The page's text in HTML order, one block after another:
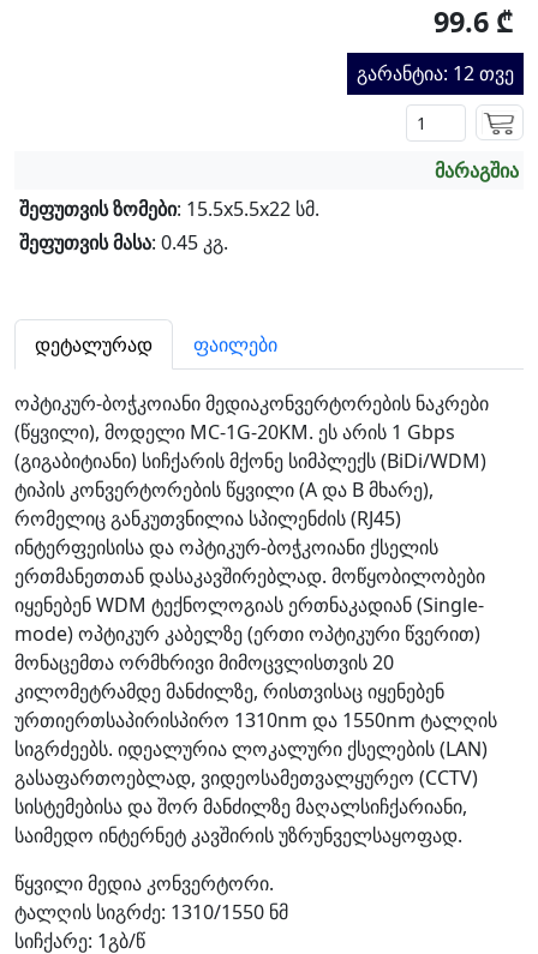
99.6 ₾
გარანტია: 12 თვე
მარაგშია
შეფუთვის ზომები: 15.5x5.5x22 სმ.
შეფუთვის მასა: 0.45 კგ.
დეტალურად ფაილები
ოპტიკურ-ბოჭკოიანი მედიაკონვერტორების ნაკრები
(წყვილი), მოდელი MC-1G-20KM. ეს არის 1 Gbps
(გიგაბიტიანი) სიჩქარის მქონე სიმპლექს (BiDi/WDM)
ტიპის კონვერტორების წყვილი (A და B მხარე),
რომელიც განკუთვნილია სპილენძის (RJ45)
ინტერფეისისა და ოპტიკურ-ბოჭკოიანი ქსელის
ერთმანეთთან დასაკავშირებლად. მოწყობილობები
იყენებენ WDM ტექნოლოგიას ერთნაკადიან (Single-
mode) ოპტიკურ კაბელზე (ერთი ოპტიკური წვერით)
მონაცემთა ორმხრივი მიმოცვლისთვის 20
კილომეტრამდე მანძილზე, რისთვისაც იყენებენ
ურთიერთსაპირისპირო 1310nm და 1550nm ტალღის
სიგრძეებს. იდეალურია ლოკალური ქსელების (LAN)
გასაფართოებლად, ვიდეოსამეთვალყურეო (CCTV)
სისტემებისა და შორ მანძილზე მაღალსიჩქარიანი,
საიმედო ინტერნეტ კავშირის უზრუნველსაყოფად.
წყვილი მედია კონვერტორი.
ტალღის სიგრძე: 1310/1550 ნმ
სიჩქარე: 1გბ/წ